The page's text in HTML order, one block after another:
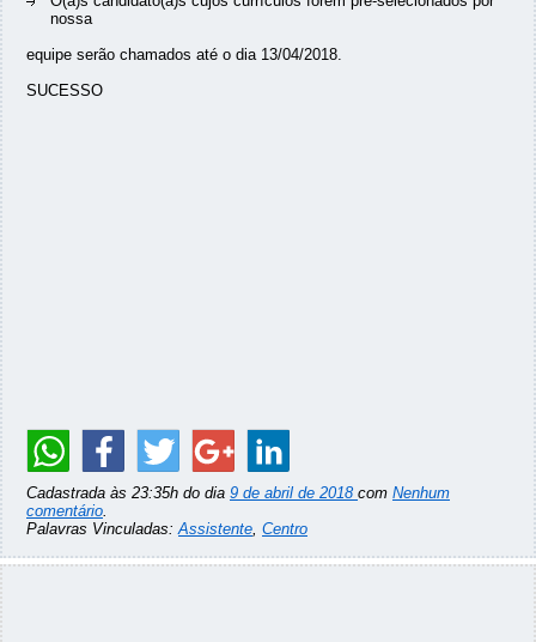
nossa
equipe serão chamados até o dia 13/04/2018.
SUCESSO
Cadastrada às 23:35h do dia 9 de abril de 2018 com Nenhum
comentário.
Palavras Vinculadas:Assistente, Centro